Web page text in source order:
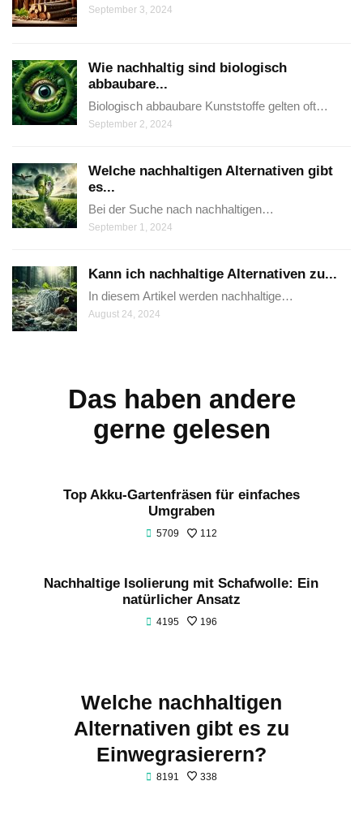
September 3, 2024
Wie nachhaltig sind biologisch
abbaubare...
Biologisch abbaubare Kunststoffe gelten oft…
September 2, 2024
Welche nachhaltigen Alternativen gibt
es...
Bei der Suche nach nachhaltigen…
September 1, 2024
Kann ich nachhaltige Alternativen zu...
In diesem Artikel werden nachhaltige…
August 24, 2024
Das haben andere
gerne gelesen
Top Akku-Gartenfräsen für einfaches
Umgraben
5709 112
Nachhaltige Isolierung mit Schafwolle: Ein
natürlicher Ansatz
4195 196
Welche nachhaltigen
Alternativen gibt es zu
Einwegrasierern?
8191 338